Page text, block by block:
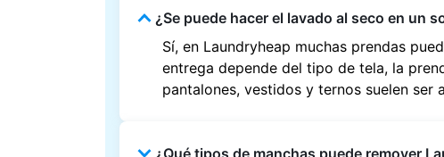
¿Se puede hacer el lavado al seco en un
Sí, en Laundryheap muchas prendas
entrega depende del tipo de tela, la
pantalones, vestidos y ternos suelen ser
¿Qué tipos de manchas puede remover